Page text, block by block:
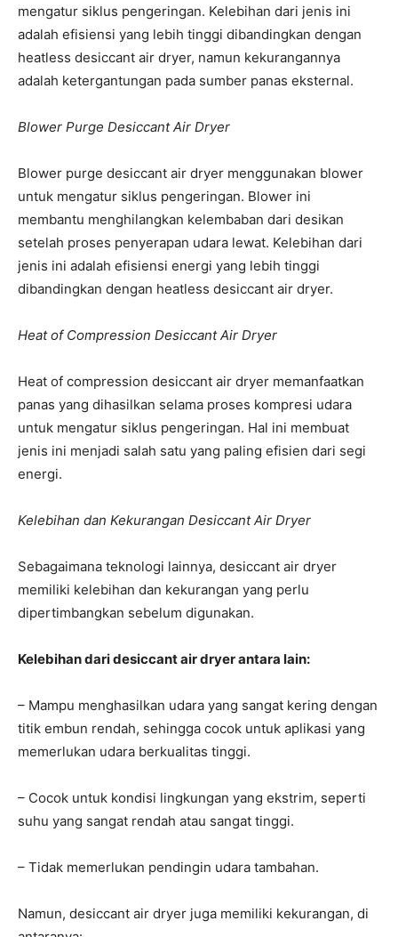
mengatur siklus pengeringan. Kelebihan dari jenis ini
adalah efisiensi yang lebih tinggi dibandingkan dengan
heatless desiccant air dryer, namun kekurangannya
adalah ketergantungan pada sumber panas eksternal.
Blower Purge Desiccant Air Dryer
Blower purge desiccant air dryer menggunakan blower
untuk mengatur siklus pengeringan. Blower ini
membantu menghilangkan kelembaban dari desikan
setelah proses penyerapan udara lewat. Kelebihan dari
jenis ini adalah efisiensi energi yang lebih tinggi
dibandingkan dengan heatless desiccant air dryer.
Heat of Compression Desiccant Air Dryer
Heat of compression desiccant air dryer memanfaatkan
panas yang dihasilkan selama proses kompresi udara
untuk mengatur siklus pengeringan. Hal ini membuat
jenis ini menjadi salah satu yang paling efisien dari segi
energi.
Kelebihan dan Kekurangan Desiccant Air Dryer
Sebagaimana teknologi lainnya, desiccant air dryer
memiliki kelebihan dan kekurangan yang perlu
dipertimbangkan sebelum digunakan.
Kelebihan dari desiccant air dryer antara lain:
– Mampu menghasilkan udara yang sangat kering dengan
titik embun rendah, sehingga cocok untuk aplikasi yang
memerlukan udara berkualitas tinggi.
– Cocok untuk kondisi lingkungan yang ekstrim, seperti
suhu yang sangat rendah atau sangat tinggi.
– Tidak memerlukan pendingin udara tambahan.
Namun, desiccant air dryer juga memiliki kekurangan, di